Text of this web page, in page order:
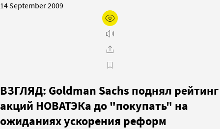
14 September 2009
ВЗГЛЯД: Goldman Sachs поднял рейтинг
акций НОВАТЭКа до "покупать" на
ожиданиях ускорения реформ